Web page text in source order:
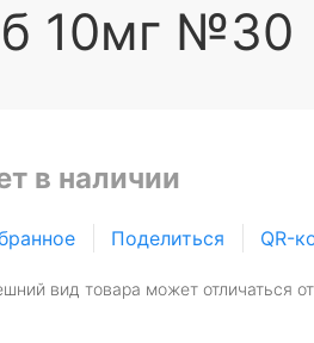
10мг №30
в наличии
Поделиться QR-
вид товара может отличаться